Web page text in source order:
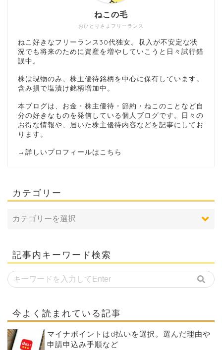
おひとりさまフリーランス
ねこの毛
ねこ好きなフリーランス30代独女。収入が不安定な状
況でも将来のために資産を増やしていこうと日々試行錯
誤中。
株は現物のみ、株主優待銘柄を中心に保有しています。
含み損で塩漬け銘柄増加中。
本ブログは、お金・株主優待・節約・ねこのことなど自
分の好きなものを発信している個人ブログです。日々の
お得な情報や、届いた株主優待内容などを記事にしてお
ります。
→ 詳しいプロフィールはこちら
カテゴリー
記事内キーワード検索
今よく読まれている記事
マイナポイントはd払いを選択。選んだ理由や
申請申込み手順など